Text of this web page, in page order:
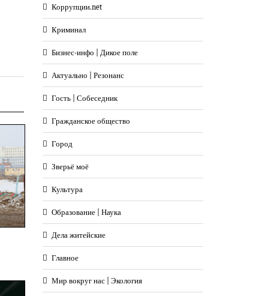
Коррупции.net
Криминал
Бизнес-инфо | Дикое поле
Актуально | Резонанс
Гость | Собеседник
Гражданское общество
Город
Зверьё моё
Культура
Образование | Наука
Дела житейские
Главное
Мир вокруг нас | Экология